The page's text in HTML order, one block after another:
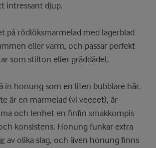
intressant djup.
på rödlöksmarmelad med lagerblad
eller varm, och passar perfekt
som stilton eller gräddädel.
in honung som en liten bubblare här.
är en marmelad (vi veeeet), är
och lenhet en finfin smakkompis
konsistens. Honung funkar extra
av olika slag, och även honung finns